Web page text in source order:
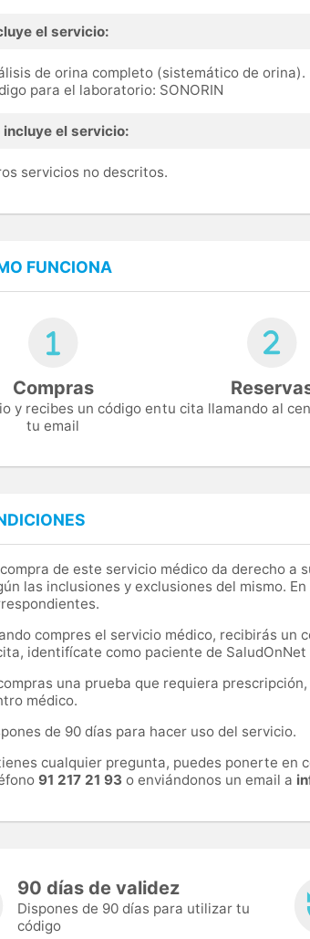
el servicio:
de orina completo (sistemático de orina).
para el laboratorio: SONORIN
incluye el servicio:
servicios no descritos.
FUNCIONA
Compras
y recibes un código en
tu email
tu cita llamando al
de este servicio médico da derecho a
las inclusiones y exclusiones del mismo.
compres el servicio médico, recibirás un
identifícate como paciente de
una prueba que requiera
médico.
de 90 días para hacer uso del servicio.
cualquier pregunta, puedes ponerte en
91 217 21 93 o enviándonos un email a
90 días de validez
Dispones de 90 días para utilizar tu
código